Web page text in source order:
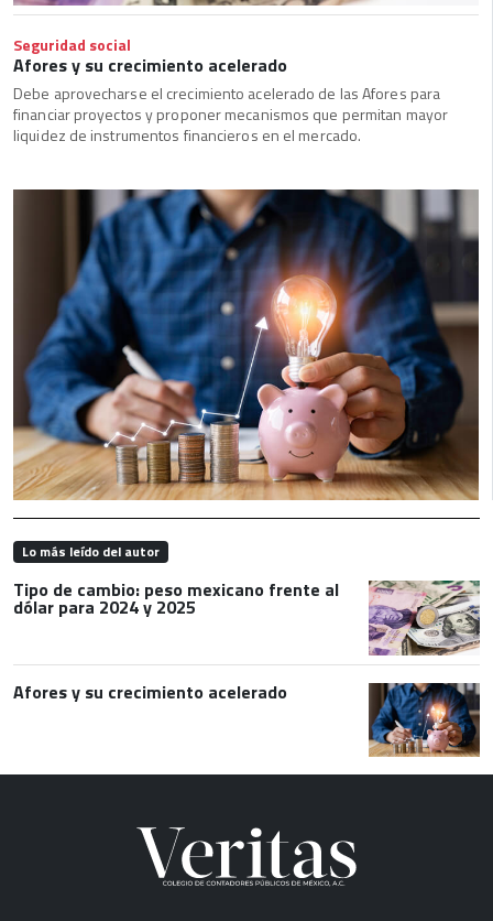
Seguridad social
Afores y su crecimiento acelerado
Debe aprovecharse el crecimiento acelerado de las Afores para
financiar proyectos y proponer mecanismos que permitan mayor
liquidez de instrumentos financieros en el mercado.
Lo más leído del autor
Tipo de cambio: peso mexicano frente al
dólar para 2024 y 2025
Afores y su crecimiento acelerado